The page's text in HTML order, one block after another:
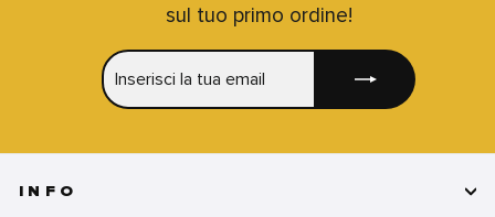
sul tuo primo ordine!
LA
INFO